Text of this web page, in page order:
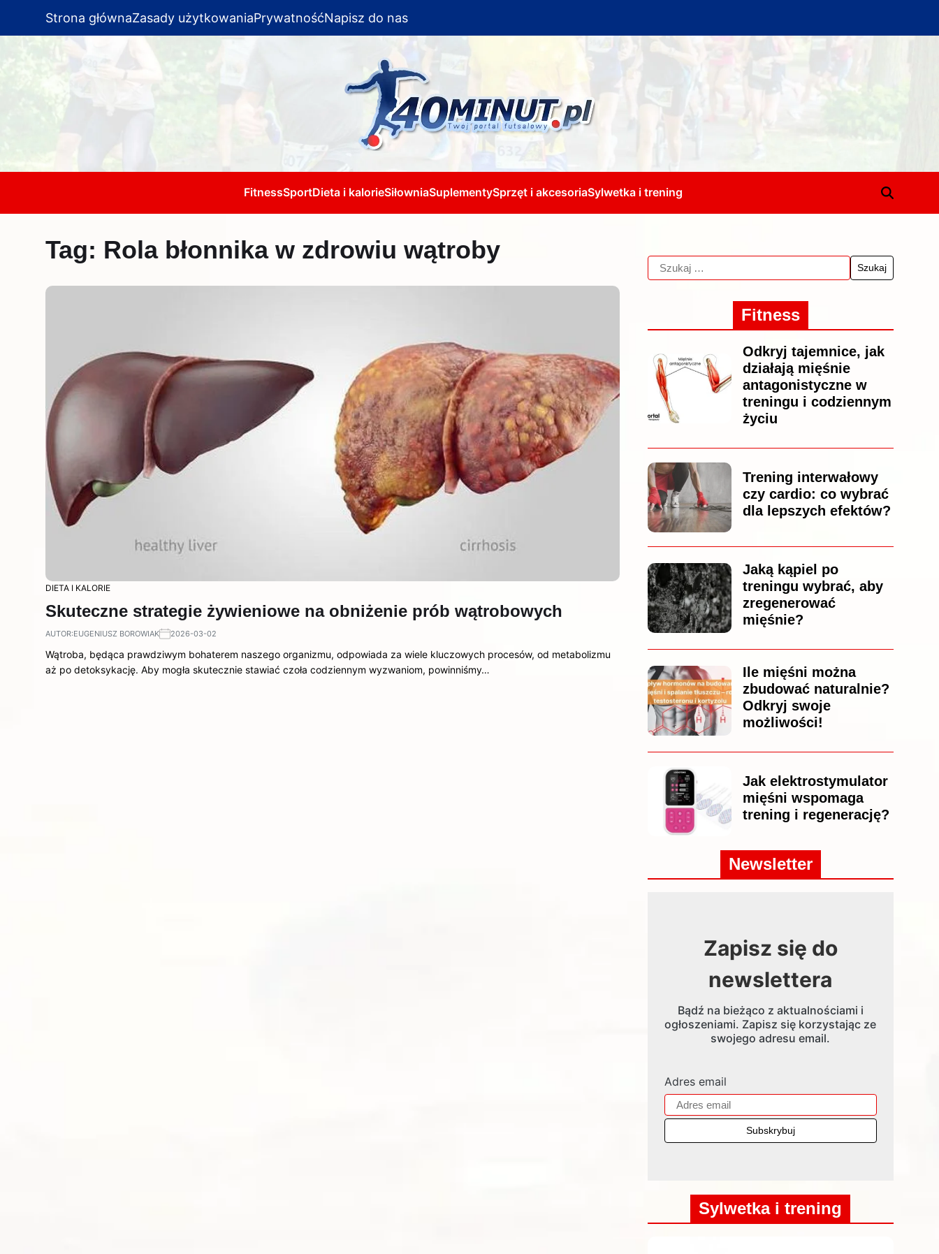
Strona głównaZasady użytkowaniaPrywatnośćNapisz do nas
FitnessSportDieta i kalorieSiłowniaSuplementySprzęt i akcesoriaSylwetka i trening
Tag: Rola błonnika w zdrowiu wątroby
DIETA I KALORIE
Skuteczne strategie żywieniowe na obniżenie prób wątrobowych
AUTOR:EUGENIUSZ BOROWIAK 2026-03-02
Wątroba, będąca prawdziwym bohaterem naszego organizmu, odpowiada za wiele kluczowych procesów, od metabolizmu
aż po detoksykację. Aby mogła skutecznie stawiać czoła codziennym wyzwaniom, powinniśmy…
Fitness
Odkryj tajemnice, jak
działają mięśnie
antagonistyczne w
treningu i codziennym
życiu
Trening interwałowy
czy cardio: co wybrać
dla lepszych efektów?
Jaką kąpiel po
treningu wybrać, aby
zregenerować
mięśnie?
Ile mięśni można
zbudować naturalnie?
Odkryj swoje
możliwości!
Jak elektrostymulator
mięśni wspomaga
trening i regenerację?
Newsletter
Zapisz się do
newslettera
Bądź na bieżąco z aktualnościami i
ogłoszeniami. Zapisz się korzystając ze
swojego adresu email.
Adres email
Sylwetka i trening